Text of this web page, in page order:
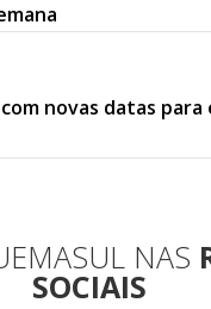
novas datas
NAS
SOCIAIS